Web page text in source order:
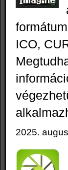
ICO,
2025.